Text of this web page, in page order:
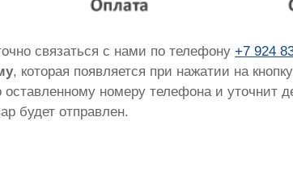
связаться с нами по телефону+7 924
, которая появляется при нажатии на
номеру телефона и уточнит
будет отправлен.